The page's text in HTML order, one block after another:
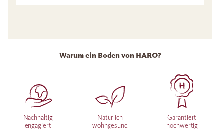
Warum ein Boden von HARO?
Nachhaltig
engagiert
Natürlich
wohngesund
Garantiert
hochwertig